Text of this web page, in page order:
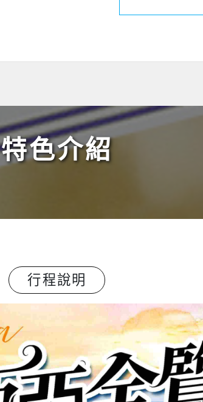
特色介紹
行程說明